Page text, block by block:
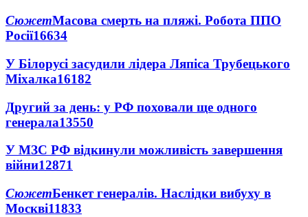
СюжетМасова смерть на пляжі. Робота ППО
Росії16634
У Білорусі засудили лідера Ляпіса Трубецького
Міхалка16182
Другий за день: у РФ поховали ще одного
генерала13550
У МЗС РФ відкинули можливість завершення
війни12871
СюжетБенкет генералів. Наслідки вибуху в
Москві11833